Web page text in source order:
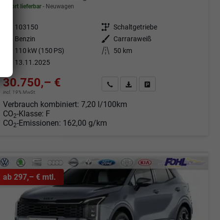
sofort lieferbar Neuwagen
103150 Getriebe Schaltgetriebe
Benzin Außenfarbe
Carraraweiß
110 kW (150 PS) Kilometerstand
50 km
13.11.2025
30.750,– €
incl. 19% MwSt.
Angebot anfordern
Fahrzeugexpose (PDF)
Fahrzeug parken
Verbrauch kombiniert: 7,20 l/100km
CO2-Klasse: F
CO2-Emissionen: 162,00 g/km
ab 297,– € mtl.